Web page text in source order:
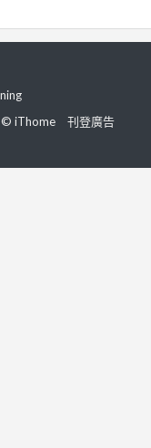
© iThome
刊登廣告